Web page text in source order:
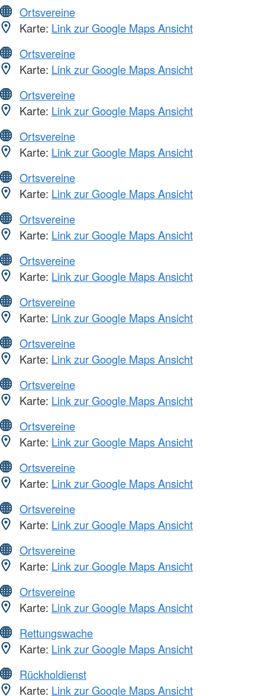
Ortsvereine
Karte: Link zur Google Maps Ansicht
Ortsvereine
Karte: Link zur Google Maps Ansicht
Ortsvereine
Karte: Link zur Google Maps Ansicht
Ortsvereine
Karte: Link zur Google Maps Ansicht
Ortsvereine
Karte: Link zur Google Maps Ansicht
Ortsvereine
Karte: Link zur Google Maps Ansicht
Ortsvereine
Karte: Link zur Google Maps Ansicht
Ortsvereine
Karte: Link zur Google Maps Ansicht
Ortsvereine
Karte: Link zur Google Maps Ansicht
Ortsvereine
Karte: Link zur Google Maps Ansicht
Ortsvereine
Karte: Link zur Google Maps Ansicht
Ortsvereine
Karte: Link zur Google Maps Ansicht
Ortsvereine
Karte: Link zur Google Maps Ansicht
Ortsvereine
Karte: Link zur Google Maps Ansicht
Ortsvereine
Karte: Link zur Google Maps Ansicht
Rettungswache
Karte: Link zur Google Maps Ansicht
Rückholdienst
Karte: Link zur Google Maps Ansicht